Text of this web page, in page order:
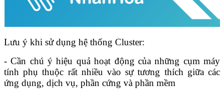
Lưu ý khi sử dụng hệ thống Cluster:
- Cần chú ý hiệu quả hoạt động của những cụm máy
tính phụ thuộc rất nhiều vào sự tương thích giữa các
ứng dụng, dịch vụ, phần cứng và phần mềm